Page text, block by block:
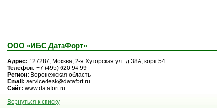
ООО «ИБС ДатаФорт»
Адрес: 127287, Москва, 2-я Хуторская ул., д.38А, корп.54
Телефон: +7 (495) 620 94 99
Регион: Воронежская область
Email: servicedesk@datafort.ru
Сайт: www.datafort.ru
Вернуться к списку